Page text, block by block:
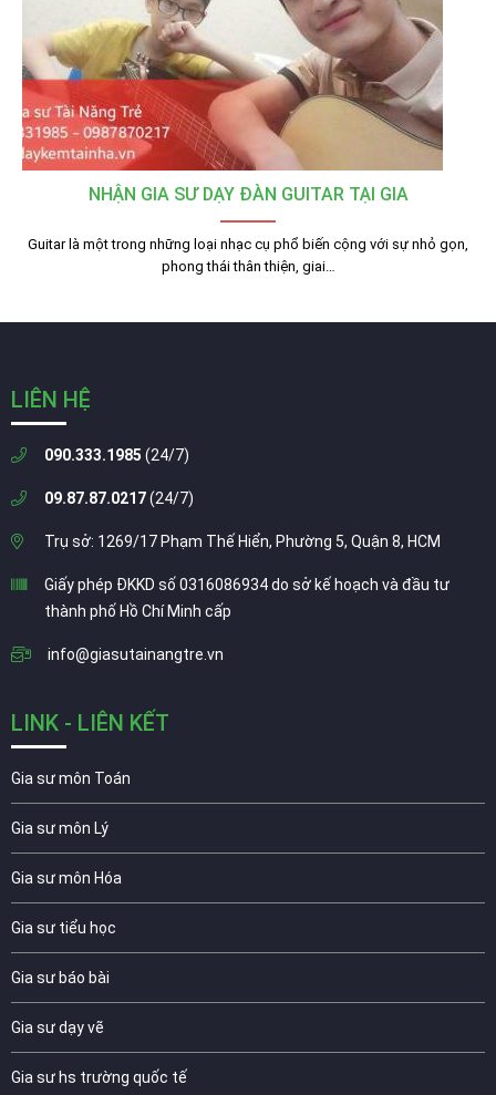
NHẬN GIA SƯ DẠY ĐÀN GUITAR TẠI GIA
Guitar là một trong những loại nhạc cụ phổ biến cộng với sự nhỏ gọn,
phong thái thân thiện, giai…
LIÊN HỆ
090.333.1985 (24/7)
09.87.87.0217(24/7)
Trụ sở: 1269/17 Phạm Thế Hiển, Phường 5, Quận 8, HCM
Giấy phép ĐKKD số 0316086934 do sở kế hoạch và đầu tư
thành phố Hồ Chí Minh cấp
info@giasutainangtre.vn
LINK - LIÊN KẾT
Gia sư môn Toán
Gia sư môn Lý
Gia sư môn Hóa
Gia sư tiểu học
Gia sư báo bài
Gia sư dạy vẽ
Gia sư hs trường quốc tế